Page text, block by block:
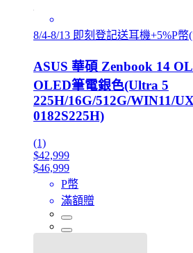
8/4-8/13 即刻登記送耳機+5%P
ASUS 華碩 Zenbook 14
OLED筆電銀色(Ultra 5
225H/16G/512G/WIN11/
0182S225H)
(1)
$42,999
$46,999
P幣
滿額贈